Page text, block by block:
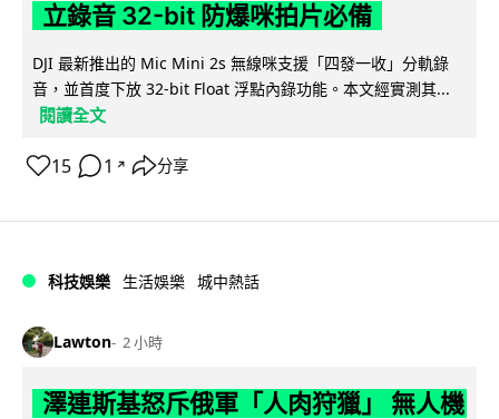
立錄音 32-bit 防爆咪拍片必備
DJI 最新推出的 Mic Mini 2s 無線咪支援「四發一收」分軌錄
音，並首度下放 32-bit Float 浮點內錄功能。本文經實測其...
閱讀全文
15 1 ↗ 分享
科技娛樂 生活娛樂 城中熱話
Lawton 2 小時
澤連斯基怒斥俄軍「人肉狩獵」 無人機